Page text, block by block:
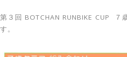
第３回 BOTCHAN RUNBIKE CUP ７
す。